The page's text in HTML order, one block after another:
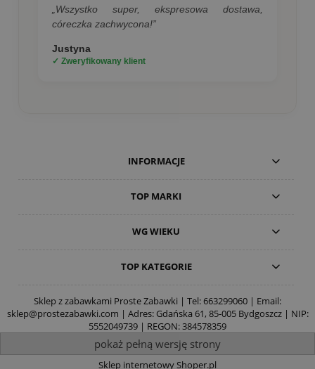
„Wszystko super, ekspresowa dostawa,
córeczka zachwycona!”
Justyna
✓ Zweryfikowany klient
INFORMACJE
TOP MARKI
WG WIEKU
TOP KATEGORIE
Sklep z zabawkami Proste Zabawki | Tel:663299060 | Email:
sklep@prostezabawki.com | Adres: Gdańska 61, 85-005 Bydgoszcz | NIP:
5552049739 | REGON: 384578359
pokaż pełną wersję strony
Sklep internetowy Shoper.pl